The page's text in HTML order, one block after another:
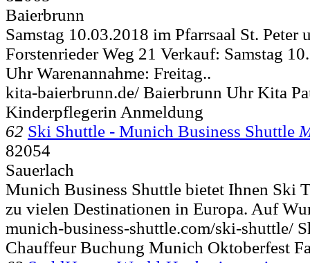
Baierbrunn
Samstag 10.03.2018 im Pfarrsaal St. Peter
Forstenrieder Weg 21 Verkauf: Samstag
Uhr Warenannahme: Freitag..
kita-baierbrunn.de/ Baierbrunn Uhr Kita
Kinderpflegerin Anmeldung
62 Ski Shuttle - Munich Business Shuttle
82054
Sauerlach
Munich Business Shuttle bietet Ihnen Ski
zu vielen Destinationen in Europa. Auf
munich-business-shuttle.com/ski-shuttle/
Chauffeur Buchung Munich Oktoberfest